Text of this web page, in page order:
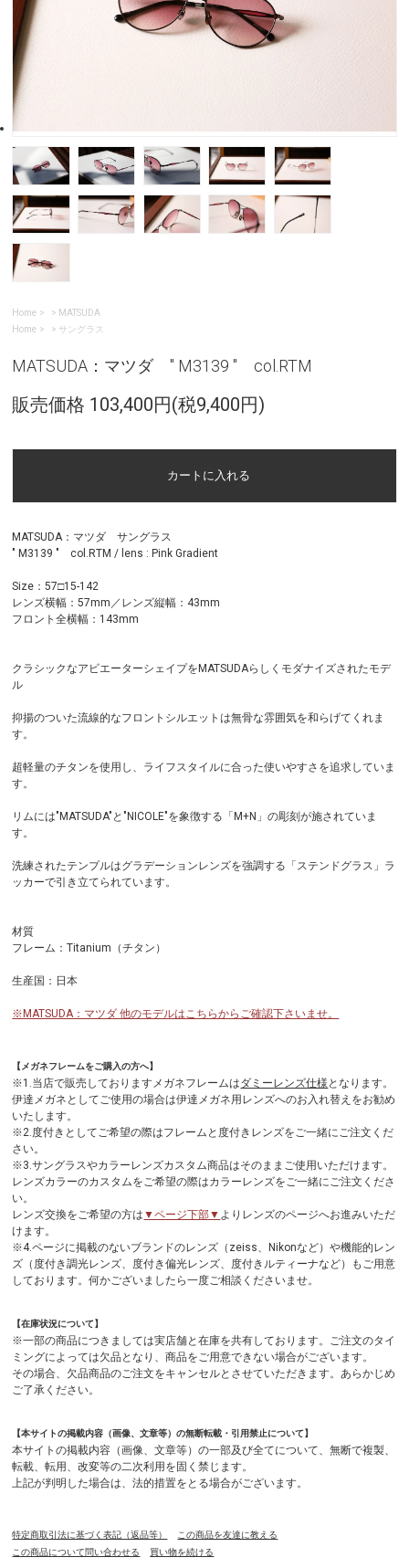
Home > MATSUDA
Home
> サングラス
MATSUDA：マツダ " M3139 " col.RTM
販売価格 103,400円(税9,400円)
MATSUDA：マツダ サングラス
" M3139 " col.RTM / lens : Pink Gradient
Size：57□15-142
レンズ横幅：57mm／レンズ縦幅：43mm
フロント全横幅：143mm
クラシックなアビエーターシェイプをMATSUDAらしくモダナイズされたモデ
ル
抑揚のついた流線的なフロントシルエットは無骨な雰囲気を和らげてくれま
す。
超軽量のチタンを使用し、ライフスタイルに合った使いやすさを追求していま
す。
リムには"MATSUDA"と"NICOLE"を象徴する「M+N」の彫刻が施されていま
す。
洗練されたテンプルはグラデーションレンズを強調する「ステンドグラス」ラ
ッカーで引き立てられています。
材質
フレーム：Titanium（チタン）
生産国：日本
※MATSUDA：マツダ 他のモデルはこちらからご確認下さいませ。
【メガネフレームをご購入の方へ】
※1.当店で販売しておりますメガネフレームはダミーレンズ仕様 となります。
伊達メガネとしてご使用の場合は伊達メガネ用レンズへのお入れ替えをお勧め
いたします。
※2.度付きとしてご希望の際はフレームと度付きレンズをご一緒にご注文くだ
さい。
※3.サングラスやカラーレンズカスタム商品はそのままご使用いただけます。
レンズカラーのカスタムをご希望の際はカラーレンズをご一緒にご注文くださ
い。
レンズ交換をご希望の方は ▼ページ下部▼ よりレンズのページへお進みいただ
けます。
※4.ページに掲載のないブランドのレンズ（zeiss、Nikonなど）や機能的レン
ズ（度付き調光レンズ、度付き偏光レンズ、度付きルティーナなど）もご用意
しております。何かございましたら一度ご相談くださいませ。
【在庫状況について】
※一部の商品につきましては実店舗と在庫を共有しております。ご注文のタイ
ミングによっては欠品となり、商品をご用意できない場合がございます。
その場合、欠品商品のご注文をキャンセルとさせていただきます。あらかじめ
ご了承ください。
【本サイトの掲載内容（画像、文章等）の無断転載・引用禁止について】
本サイトの掲載内容（画像、文章等）の一部及び全てについて、無断で複製、
転載、転用、改変等の二次利用を固く禁じます。
上記が判明した場合は、法的措置をとる場合がございます。
特定商取引法に基づく表記（返品等）
この商品を友達に教える
この商品について問い合わせる
買い物を続ける